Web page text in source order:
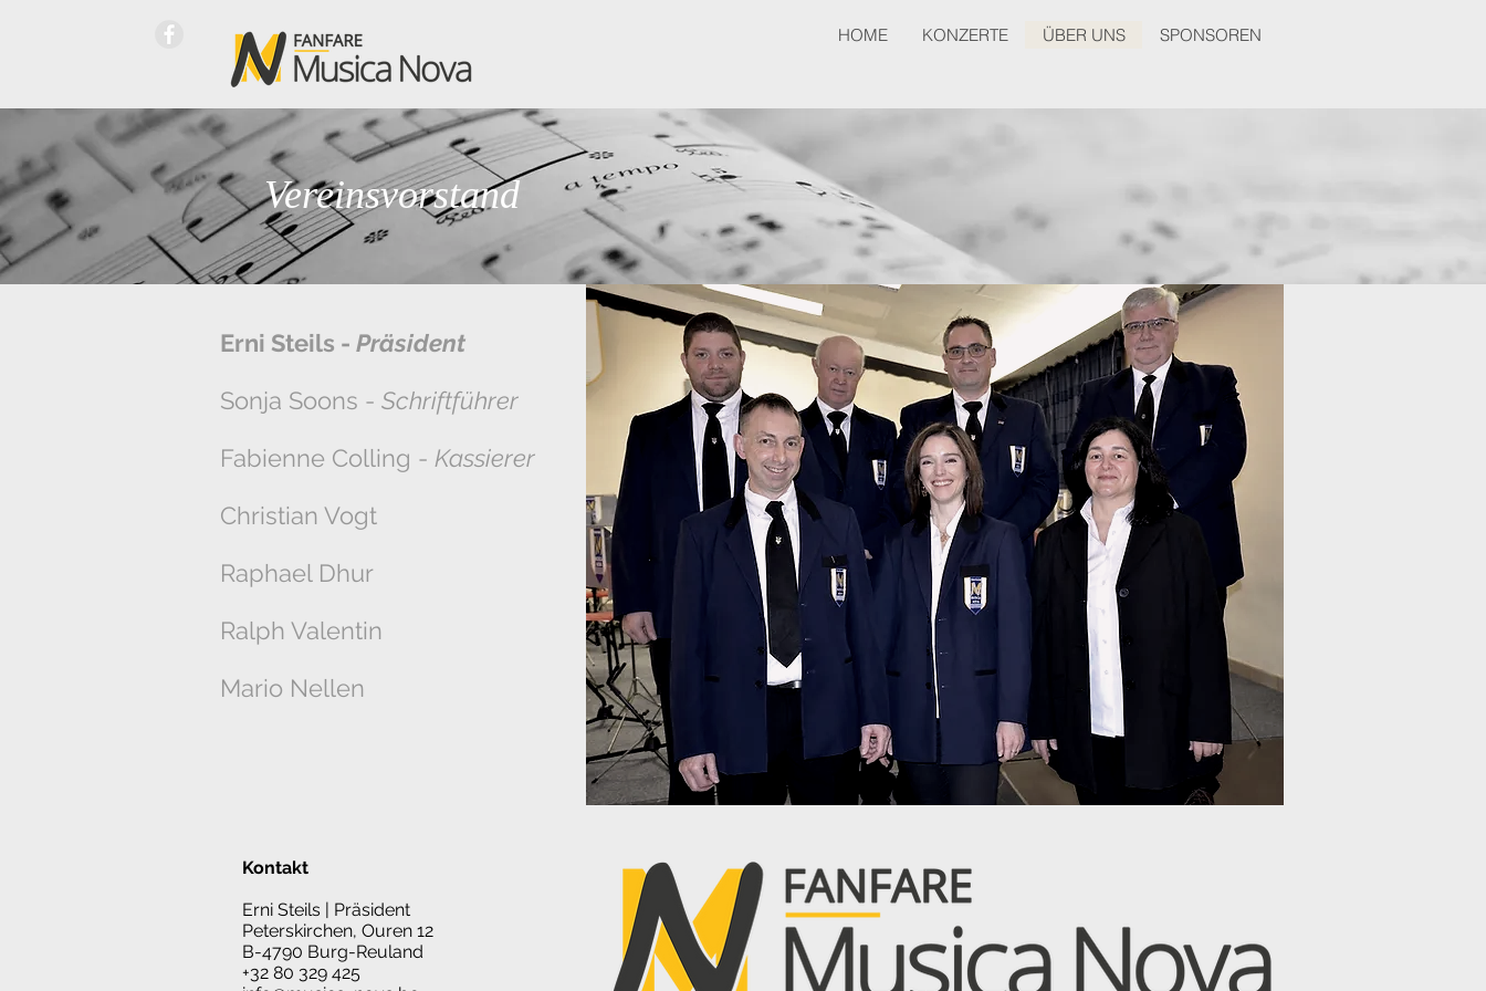
HOME KONZERTE ÜBER UNS SPONSOREN
Vereinsvorstand
Erni Steils - Präsident
Sonja Soons - Schriftführer
Fabienne Colling - Kassierer
Christian Vogt
Raphael Dhur
Ralph Valentin
Mario Nellen
Kontakt
Erni Steils | Präsident
Peterskirchen, Ouren 12
B-4790 Burg-Reuland
+32 80 329 425